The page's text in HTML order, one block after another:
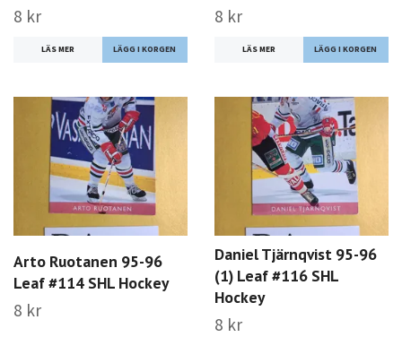
8 kr
LÄS MER
8 kr
LÄS MER
Arto Ruotanen 95-96
Leaf #114 SHL Hockey
8 kr
Daniel Tjärnqvist 95-96
(1) Leaf #116 SHL
Hockey
8 kr